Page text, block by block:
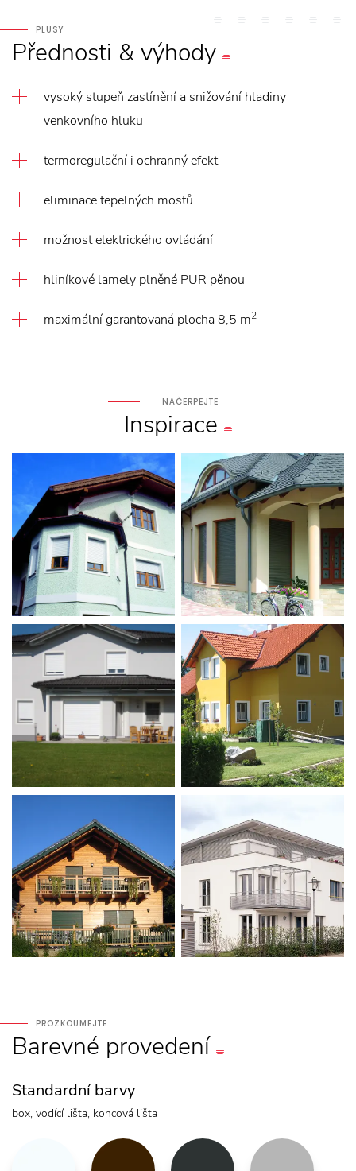
PLUSY
Přednosti &výhody
vysoký stupeň zastínění a snižování hladiny
venkovního hluku
termoregulační i ochranný efekt
eliminace tepelných mostů
možnost elektrického ovládání
hliníkové lamely plněné PUR pěnou
maximální garantovaná plocha 8,5 m2
NAČERPEJTE
Inspirace
PROZKOUMEJTE
Barevné provedení
Standardní barvy
box, vodící lišta, koncová lišta